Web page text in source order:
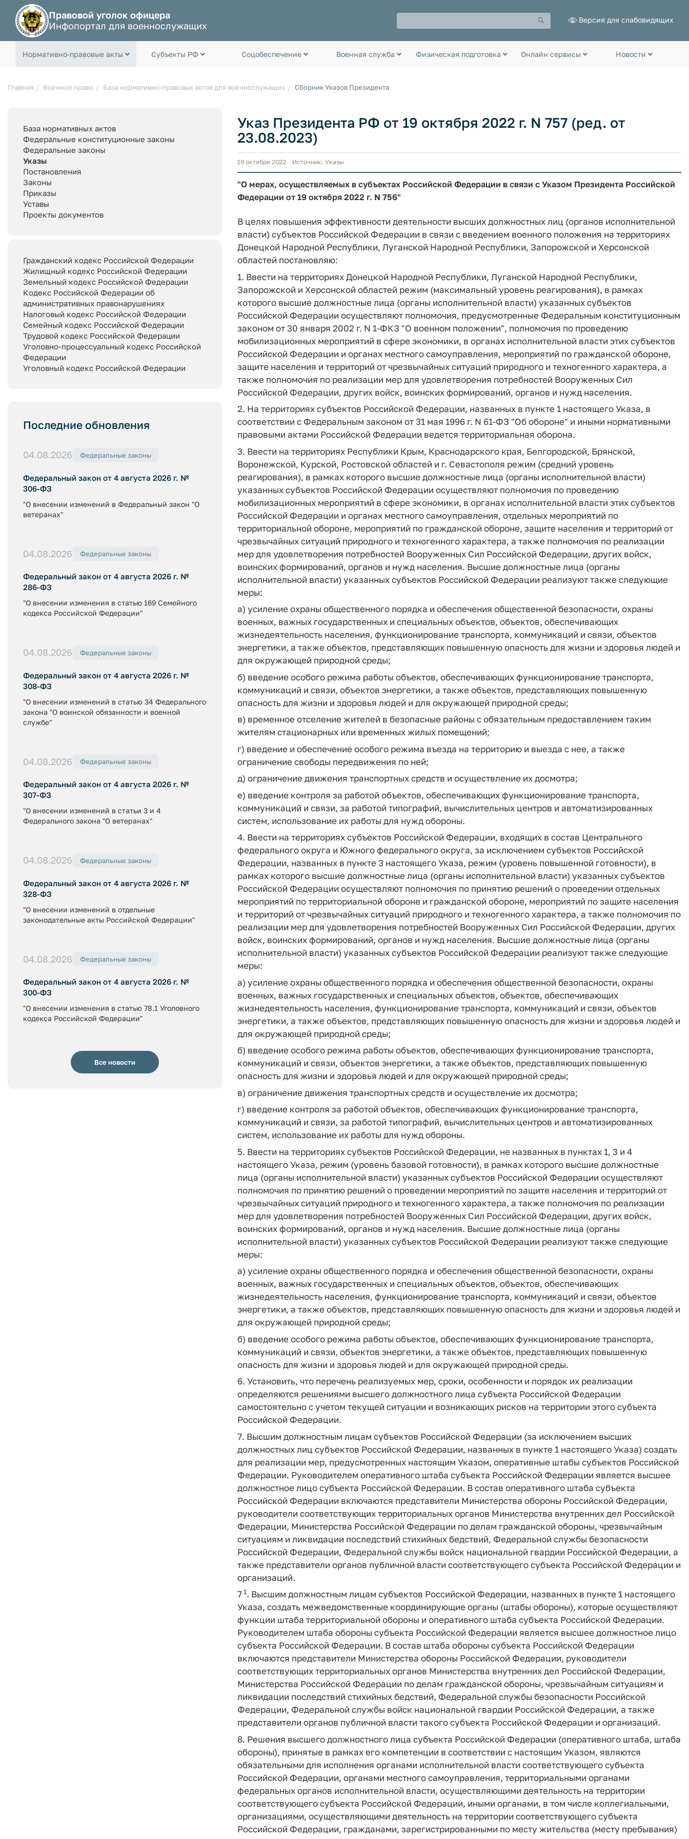
Правовой уголок офицера
Инфопортал для военнослужащих
Версия для слабовидящих
Нормативно-правовые акты Субъекты РФ Соцобеспечение Военная служба Физическая подготовка Онлайн сервисы Новости
Главная Военное право База нормативно-правовых актов для военнослужащих Сборник Указов Президента
База нормативных актов
Федеральные конституционные законы
Федеральные законы
Указы
Постановления
Законы
Приказы
Уставы
Проекты документов
Гражданский кодекс Российской Федерации
Жилищный кодекс Российской Федерации
Земельный кодекс Российской Федерации
Кодекс Российской Федерации об
административных правонарушениях
Налоговый кодекс Российской Федерации
Семейный кодекс Российской Федерации
Трудовой кодекс Российской Федерации
Уголовно-процессуальный кодекс Российской
Федерации
Уголовный кодекс Российской Федерации
Последние обновления
04.08.2026 Федеральные законы
Федеральный закон от 4 августа 2026 г. №
306-ФЗ
"О внесении изменений в Федеральный закон "О
ветеранах"
04.08.2026 Федеральные законы
Федеральный закон от 4 августа 2026 г. №
286-ФЗ
"О внесении изменения в статью 169 Семейного
кодекса Российской Федерации"
04.08.2026 Федеральные законы
Федеральный закон от 4 августа 2026 г. №
308-ФЗ
"О внесении изменений в статью 34 Федерального
закона "О воинской обязанности и военной
службе"
04.08.2026 Федеральные законы
Федеральный закон от 4 августа 2026 г. №
307-ФЗ
"О внесении изменений в статьи 3 и 4
Федерального закона "О ветеранах"
04.08.2026 Федеральные законы
Федеральный закон от 4 августа 2026 г. №
328-ФЗ
"О внесении изменений в отдельные
законодательные акты Российской Федерации"
04.08.2026 Федеральные законы
Федеральный закон от 4 августа 2026 г. №
300-ФЗ
"О внесении изменения в статью 78.1 Уголовного
кодекса Российской Федерации"
Все новости
Указ Президента РФ от 19 октября 2022 г. N 757 (ред. от
23.08.2023)
19 октября 2022 Источник: Указы
"О мерах, осуществляемых в субъектах Российской Федерации в связи с Указом Президента Российской
Федерации от 19 октября 2022 г. N 756"
В целях повышения эффективности деятельности высших должностных лиц (органов исполнительной
власти) субъектов Российской Федерации в связи с введением военного положения на территориях
Донецкой Народной Республики, Луганской Народной Республики, Запорожской и Херсонской
областей постановляю:
1. Ввести на территориях Донецкой Народной Республики, Луганской Народной Республики,
Запорожской и Херсонской областей режим (максимальный уровень реагирования), в рамках
которого высшие должностные лица (органы исполнительной власти) указанных субъектов
Российской Федерации осуществляют полномочия, предусмотренные Федеральным конституционным
законом от 30 января 2002 г. N 1-ФКЗ "О военном положении", полномочия по проведению
мобилизационных мероприятий в сфере экономики, в органах исполнительной власти этих субъектов
Российской Федерации и органах местного самоуправления, мероприятий по гражданской обороне,
защите населения и территорий от чрезвычайных ситуаций природного и техногенного характера, а
также полномочия по реализации мер для удовлетворения потребностей Вооруженных Сил
Российской Федерации, других войск, воинских формирований, органов и нужд населения.
2. На территориях субъектов Российской Федерации, названных в пункте 1 настоящего Указа, в
соответствии с Федеральным законом от 31 мая 1996 г. N 61-ФЗ "Об обороне" и иными нормативными
правовыми актами Российской Федерации ведется территориальная оборона.
3. Ввести на территориях Республики Крым, Краснодарского края, Белгородской, Брянской,
Воронежской, Курской, Ростовской областей и г. Севастополя режим (средний уровень
реагирования), в рамках которого высшие должностные лица (органы исполнительной власти)
указанных субъектов Российской Федерации осуществляют полномочия по проведению
мобилизационных мероприятий в сфере экономики, в органах исполнительной власти этих субъектов
Российской Федерации и органах местного самоуправления, отдельных мероприятий по
территориальной обороне, мероприятий по гражданской обороне, защите населения и территорий от
чрезвычайных ситуаций природного и техногенного характера, а также полномочия по реализации
мер для удовлетворения потребностей Вооруженных Сил Российской Федерации, других войск,
воинских формирований, органов и нужд населения. Высшие должностные лица (органы
исполнительной власти) указанных субъектов Российской Федерации реализуют также следующие
меры:
а) усиление охраны общественного порядка и обеспечения общественной безопасности, охраны
военных, важных государственных и специальных объектов, объектов, обеспечивающих
жизнедеятельность населения, функционирование транспорта, коммуникаций и связи, объектов
энергетики, а также объектов, представляющих повышенную опасность для жизни и здоровья людей и
для окружающей природной среды;
б) введение особого режима работы объектов, обеспечивающих функционирование транспорта,
коммуникаций и связи, объектов энергетики, а также объектов, представляющих повышенную
опасность для жизни и здоровья людей и для окружающей природной среды;
в) временное отселение жителей в безопасные районы с обязательным предоставлением таким
жителям стационарных или временных жилых помещений;
г) введение и обеспечение особого режима въезда на территорию и выезда с нее, а также
ограничение свободы передвижения по ней;
д) ограничение движения транспортных средств и осуществление их досмотра;
е) введение контроля за работой объектов, обеспечивающих функционирование транспорта,
коммуникаций и связи, за работой типографий, вычислительных центров и автоматизированных
систем, использование их работы для нужд обороны.
4. Ввести на территориях субъектов Российской Федерации, входящих в состав Центрального
федерального округа и Южного федерального округа, за исключением субъектов Российской
Федерации, названных в пункте 3 настоящего Указа, режим (уровень повышенной готовности), в
рамках которого высшие должностные лица (органы исполнительной власти) указанных субъектов
Российской Федерации осуществляют полномочия по принятию решений о проведении отдельных
мероприятий по территориальной обороне и гражданской обороне, мероприятий по защите населения
и территорий от чрезвычайных ситуаций природного и техногенного характера, а также полномочия по
реализации мер для удовлетворения потребностей Вооруженных Сил Российской Федерации, других
войск, воинских формирований, органов и нужд населения. Высшие должностные лица (органы
исполнительной власти) указанных субъектов Российской Федерации реализуют также следующие
меры:
а) усиление охраны общественного порядка и обеспечения общественной безопасности, охраны
военных, важных государственных и специальных объектов, объектов, обеспечивающих
жизнедеятельность населения, функционирование транспорта, коммуникаций и связи, объектов
энергетики, а также объектов, представляющих повышенную опасность для жизни и здоровья людей и
для окружающей природной среды;
б) введение особого режима работы объектов, обеспечивающих функционирование транспорта,
коммуникаций и связи, объектов энергетики, а также объектов, представляющих повышенную
опасность для жизни и здоровья людей и для окружающей природной среды;
в) ограничение движения транспортных средств и осуществление их досмотра;
г) введение контроля за работой объектов, обеспечивающих функционирование транспорта,
коммуникаций и связи, за работой типографий, вычислительных центров и автоматизированных
систем, использование их работы для нужд обороны.
5. Ввести на территориях субъектов Российской Федерации, не названных в пунктах 1, 3 и 4
настоящего Указа, режим (уровень базовой готовности), в рамках которого высшие должностные
лица (органы исполнительной власти) указанных субъектов Российской Федерации осуществляют
полномочия по принятию решений о проведении мероприятий по защите населения и территорий от
чрезвычайных ситуаций природного и техногенного характера, а также полномочия по реализации
мер для удовлетворения потребностей Вооруженных Сил Российской Федерации, других войск,
воинских формирований, органов и нужд населения. Высшие должностные лица (органы
исполнительной власти) указанных субъектов Российской Федерации реализуют также следующие
меры:
а) усиление охраны общественного порядка и обеспечения общественной безопасности, охраны
военных, важных государственных и специальных объектов, объектов, обеспечивающих
жизнедеятельность населения, функционирование транспорта, коммуникаций и связи, объектов
энергетики, а также объектов, представляющих повышенную опасность для жизни и здоровья людей и
для окружающей природной среды;
б) введение особого режима работы объектов, обеспечивающих функционирование транспорта,
коммуникаций и связи, объектов энергетики, а также объектов, представляющих повышенную
опасность для жизни и здоровья людей и для окружающей природной среды.
6. Установить, что перечень реализуемых мер, сроки, особенности и порядок их реализации
определяются решениями высшего должностного лица субъекта Российской Федерации
самостоятельно с учетом текущей ситуации и возникающих рисков на территории этого субъекта
Российской Федерации.
7. Высшим должностным лицам субъектов Российской Федерации (за исключением высших
должностных лиц субъектов Российской Федерации, названных в пункте 1 настоящего Указа) создать
для реализации мер, предусмотренных настоящим Указом, оперативные штабы субъектов Российской
Федерации. Руководителем оперативного штаба субъекта Российской Федерации является высшее
должностное лицо субъекта Российской Федерации. В состав оперативного штаба субъекта
Российской Федерации включаются представители Министерства обороны Российской Федерации,
руководители соответствующих территориальных органов Министерства внутренних дел Российской
Федерации, Министерства Российской Федерации по делам гражданской обороны, чрезвычайным
ситуациям и ликвидации последствий стихийных бедствий, Федеральной службы безопасности
Российской Федерации, Федеральной службы войск национальной гвардии Российской Федерации, а
также представители органов публичной власти соответствующего субъекта Российской Федерации и
организаций.
7 1 . Высшим должностным лицам субъектов Российской Федерации, названных в пункте 1 настоящего
Указа, создать межведомственные координирующие органы (штабы обороны), которые осуществляют
функции штаба территориальной обороны и оперативного штаба субъекта Российской Федерации.
Руководителем штаба обороны субъекта Российской Федерации является высшее должностное лицо
субъекта Российской Федерации. В состав штаба обороны субъекта Российской Федерации
включаются представители Министерства обороны Российской Федерации, руководители
соответствующих территориальных органов Министерства внутренних дел Российской Федерации,
Министерства Российской Федерации по делам гражданской обороны, чрезвычайным ситуациям и
ликвидации последствий стихийных бедствий, Федеральной службы безопасности Российской
Федерации, Федеральной службы войск национальной гвардии Российской Федерации, а также
представители органов публичной власти такого субъекта Российской Федерации и организаций.
8. Решения высшего должностного лица субъекта Российской Федерации (оперативного штаба, штаба
обороны), принятые в рамках его компетенции в соответствии с настоящим Указом, являются
обязательными для исполнения органами исполнительной власти соответствующего субъекта
Российской Федерации, органами местного самоуправления, территориальными органами
федеральных органов исполнительной власти, осуществляющими деятельность на территории
соответствующего субъекта Российской Федерации, иными органами, в том числе коллегиальными,
организациями, осуществляющими деятельность на территории соответствующего субъекта
Российской Федерации, гражданами, зарегистрированными по месту жительства (месту пребывания)